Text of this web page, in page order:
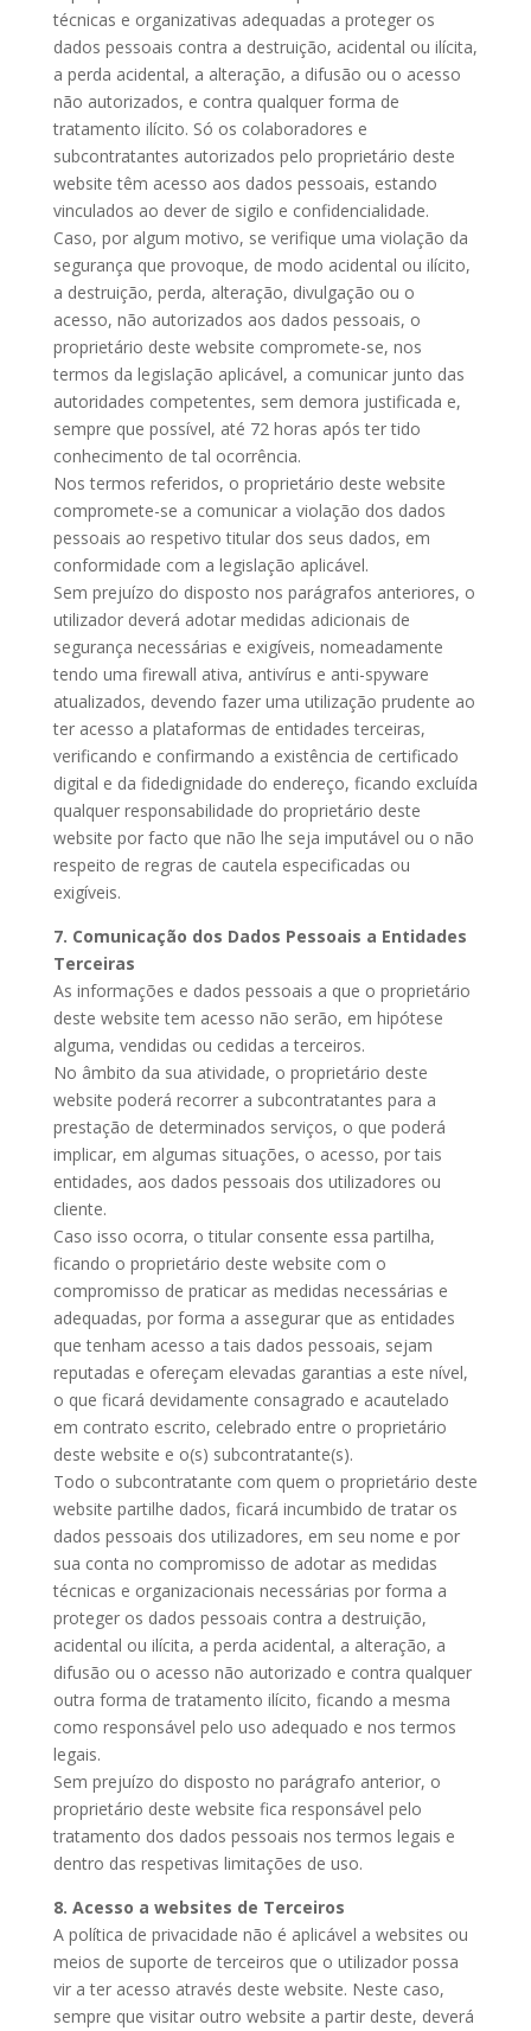
técnicas e organizativas adequadas a proteger os
dados pessoais contra a destruição, acidental ou ilícita,
a perda acidental, a alteração, a difusão ou o acesso
não autorizados, e contra qualquer forma de
tratamento ilícito. Só os colaboradores e
subcontratantes autorizados pelo proprietário deste
website têm acesso aos dados pessoais, estando
vinculados ao dever de sigilo e confidencialidade.
Caso, por algum motivo, se verifique uma violação da
segurança que provoque, de modo acidental ou ilícito,
a destruição, perda, alteração, divulgação ou o
acesso, não autorizados aos dados pessoais, o
proprietário deste website compromete-se, nos
termos da legislação aplicável, a comunicar junto das
autoridades competentes, sem demora justificada e,
sempre que possível, até 72 horas após ter tido
conhecimento de tal ocorrência.
Nos termos referidos, o proprietário deste website
compromete-se a comunicar a violação dos dados
pessoais ao respetivo titular dos seus dados, em
conformidade com a legislação aplicável.
Sem prejuízo do disposto nos parágrafos anteriores, o
utilizador deverá adotar medidas adicionais de
segurança necessárias e exigíveis, nomeadamente
tendo uma firewall ativa, antivírus e anti-spyware
atualizados, devendo fazer uma utilização prudente ao
ter acesso a plataformas de entidades terceiras,
verificando e confirmando a existência de certificado
digital e da fidedignidade do endereço, ficando excluída
qualquer responsabilidade do proprietário deste
website por facto que não lhe seja imputável ou o não
respeito de regras de cautela especificadas ou
exigíveis.
7. Comunicação dos Dados Pessoais a Entidades
Terceiras
As informações e dados pessoais a que o proprietário
deste website tem acesso não serão, em hipótese
alguma, vendidas ou cedidas a terceiros.
No âmbito da sua atividade, o proprietário deste
website poderá recorrer a subcontratantes para a
prestação de determinados serviços, o que poderá
implicar, em algumas situações, o acesso, por tais
entidades, aos dados pessoais dos utilizadores ou
cliente.
Caso isso ocorra, o titular consente essa partilha,
ficando o proprietário deste website com o
compromisso de praticar as medidas necessárias e
adequadas, por forma a assegurar que as entidades
que tenham acesso a tais dados pessoais, sejam
reputadas e ofereçam elevadas garantias a este nível,
o que ficará devidamente consagrado e acautelado
em contrato escrito, celebrado entre o proprietário
deste website e o(s) subcontratante(s).
Todo o subcontratante com quem o proprietário deste
website partilhe dados, ficará incumbido de tratar os
dados pessoais dos utilizadores, em seu nome e por
sua conta no compromisso de adotar as medidas
técnicas e organizacionais necessárias por forma a
proteger os dados pessoais contra a destruição,
acidental ou ilícita, a perda acidental, a alteração, a
difusão ou o acesso não autorizado e contra qualquer
outra forma de tratamento ilícito, ficando a mesma
como responsável pelo uso adequado e nos termos
legais.
Sem prejuízo do disposto no parágrafo anterior, o
proprietário deste website fica responsável pelo
tratamento dos dados pessoais nos termos legais e
dentro das respetivas limitações de uso.
8. Acesso a websites de Terceiros
A política de privacidade não é aplicável a websites ou
meios de suporte de terceiros que o utilizador possa
vir a ter acesso através deste website. Neste caso,
sempre que visitar outro website a partir deste, deverá